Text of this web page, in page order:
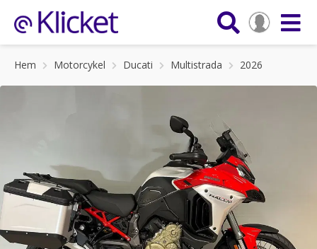
Hem Motorcykel Ducati Multistrada 2026